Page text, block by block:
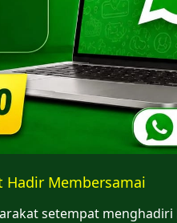
Hadir Membersamai
setempat